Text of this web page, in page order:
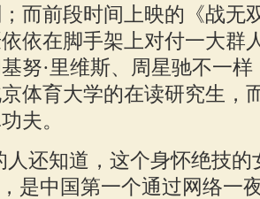
而前段时间上映的《战无
依在脚手架上对付一大群
努·里维斯、周星驰不一
体育大学的在读研究生，
夫。
人还知道，这个身怀绝技
是中国第一个通过网络一